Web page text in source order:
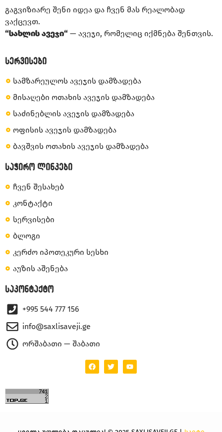
გაგვიზიარე შენი იდეა და ჩვენ მას რეალობად
ვაქცევთ.
“სახლის ავეჯი“ — ავეჯი, რომელიც იქმნება შენთვის.
სერვისები
სამზარეულოს ავეჯის დამზადება
მისაღები ოთახის ავეჯის დამზადება
საძინებლის ავეჯის დამზადება
ოფისის ავეჯის დამზადება
ბავშვის ოთახის ავეჯის დამზადება
საჭირო ლინკები
ჩვენ შესახებ
კონტაქტი
სერვისები
ბლოგი
კერძო იპოთეკური სესხი
აუზის აშენება
საკონტაქტო
+995 544 777 156
info@saxlisaveji.ge
ორშაბათი — შაბათი